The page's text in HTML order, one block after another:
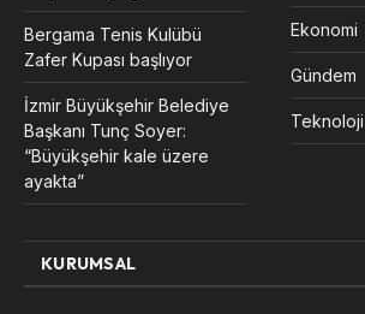
Bergama Tenis Kulübü
Zafer Kupası başlıyor
İzmir Büyükşehir Belediye
Başkanı Tunç Soyer:
“Büyükşehir kale üzere
ayakta”
Ekonomi
Gündem
Teknoloji
KURUMSAL